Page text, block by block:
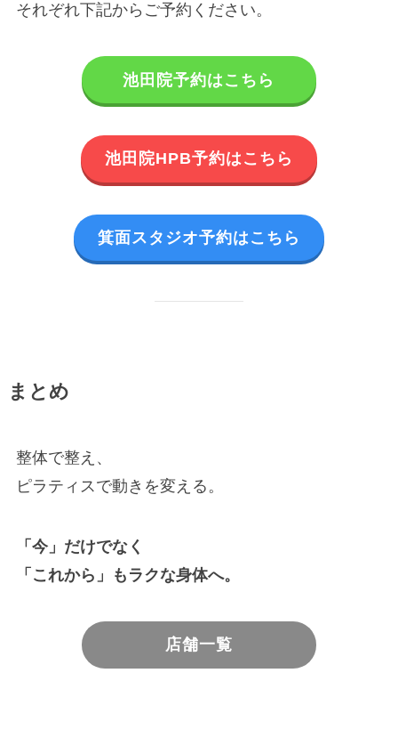
それぞれ下記からご予約ください。
池田院予約はこちら
池田院HPB予約はこちら
箕面スタジオ予約はこちら
まとめ
整体で整え、
ピラティスで動きを変える。
「今」だけでなく
「これから」もラクな身体へ。
店舗一覧